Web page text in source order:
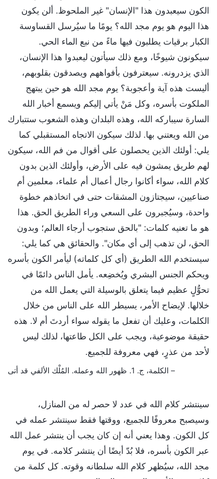
الكون سيعبدون هذا "الإنسان" غير الملحوظ. ألن يكون
هذا اليوم هو يوم مجد الله؟ يومًا ما سيُرسل القساوسة
الكبار برقيات يطلبون فيها ماءً من نبع الماء الحي.
سيكونون شيوخًا، ومع ذلك سيأتون ليعبدوا هذا الإنسان،
الذي يزدرونه. سيعترفون بأفواههم ويصدقون بقلوبهم،
أليست هذه آية وأعجوبة؟ يوم مجد الله هو حين يبتهج
الملكوت بأسره، وكل مَنْ يأتي إليكم ويسمع أخبار الله
السارة سيباركه الله، وهذه البلدان وهذه الشعوب ستتبارك
من الله ويعتني بها. لذلك سيكون الاتجاه المستقبلي كما
يلي: أولئك الذين يحصلون على أقوال من فم الله، سيكون
لهم طريق يمشون فيه على الأرض، وأولئك الذين بدون
كلام الله، سواء أكانوا رجال أعمال أم علماء، معلمين أم
صناعيين، سيجتازون المشقات حتى في اتخاذهم خطوة
واحدة، وسيُجبرون على السعي وراء الطريق الحق. هذا
هو ما تعنيه كلمات: "بالحق ستجوب أرجاء العالم؛ وبدون
الحق، لن تذهب إلى أي مكان". والحقائق هي كما يلي:
سيستخدم الله الطريق (أي كل كلماته) ليأمر الكون بأسره
ويحكم الجنس البشري ويُخضِعه. يأمل الناس دائمًا في
تحوُّلٍ عظيم فيما يتعلق بالوسيلة التي يعمل الله من
خلالها. لإيضاح الأمر، يسيطر الله على الناس من خلال
الكلمات، وعليك أن تفعل ما يقوله سواء أردتَ أم لا. هذه
حقيقة موضوعية، ويجب على الكل طاعتها، لذلك ليس
لأحد من عذرٍ، فهي معروفة للجميع.
– الكلمة، ج. 1. ظهور الله وعمله. المُلْك الألفي قد أتى
سينتشر كلام الله في عدد لا حصر له من المنازل،
وسيصبح معروفًا للجميع، ووقتها فقط سينتشر عمله في
كل الكون. وهذا يعني أنه إن كان يجب أن ينتشر عمل الله
عبر الكون بأسره، فلا بُدّ أيضًا أن ينتشر كلامه. في يوم
مجد الله، سيُظهر كلام الله سلطانه وقوته. كل كلمة من